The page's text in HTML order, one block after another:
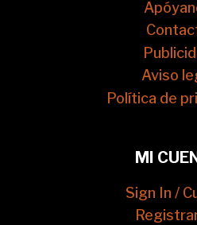
Aviso
Política de
MI
Sign In /